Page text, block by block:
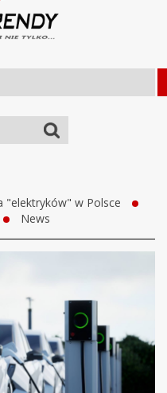
"elektryków" w Polsce
News